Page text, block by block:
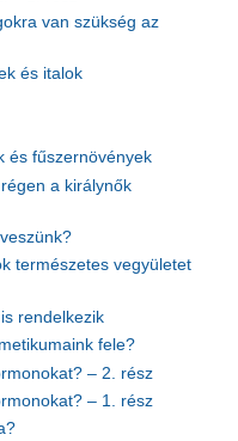
van szükség az
és italok
és fűszernövények
a királynők
természetes vegyületet
rendelkezik
fele?
– 2. rész
– 1. rész